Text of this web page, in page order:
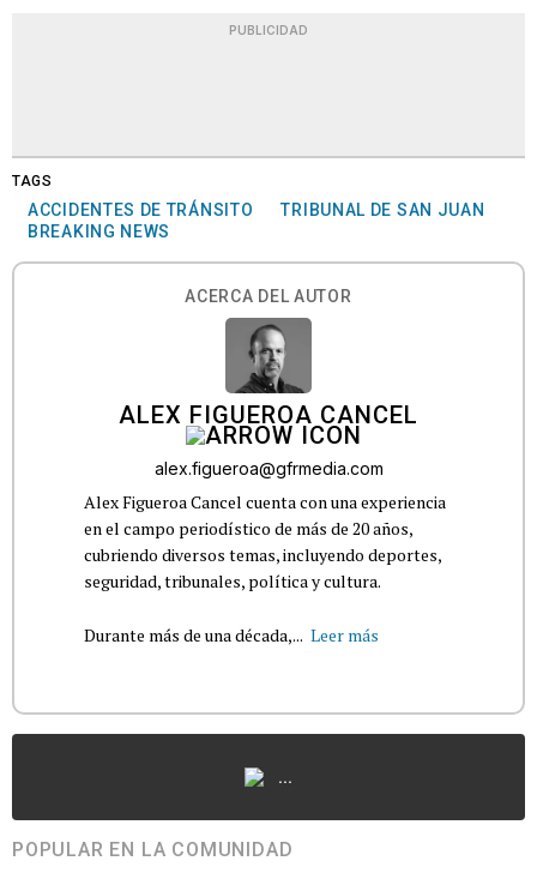
PUBLICIDAD
TAGS
ACCIDENTES DE TRÁNSITO
TRIBUNAL DE SAN JUAN
BREAKING NEWS
ACERCA DEL AUTOR
ALEX FIGUEROA CANCEL
alex.figueroa@gfrmedia.com
Alex Figueroa Cancel cuenta con una experiencia
en el campo periodístico de más de 20 años,
cubriendo diversos temas, incluyendo deportes,
seguridad, tribunales, política y cultura.
Durante más de una década,... Leer más
...
POPULAR EN LA COMUNIDAD